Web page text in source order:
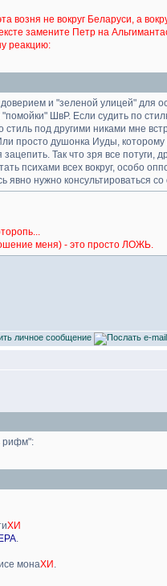
возня не вокруг Беларуси, а
замените Петр на
реакцию:
и "зеленой улицей" для
ШвР. Если судить по
стиль под другими никами мне
просто душонка Иуды, которому
Так что зря все
психами всех вокруг, особо
явно нужно консультироваться
меня) - это просто ЛОЖЬ.
рифм":
ХИ
.
монаХИ .